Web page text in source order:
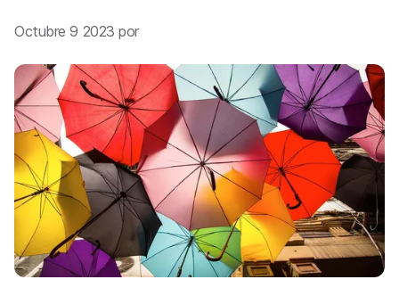
Octubre 9 2023 por